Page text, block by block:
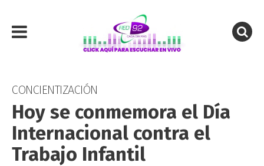
CONCIENTIZACIÓN
Hoy se conmemora el Día
Internacional contra el
Trabajo Infantil